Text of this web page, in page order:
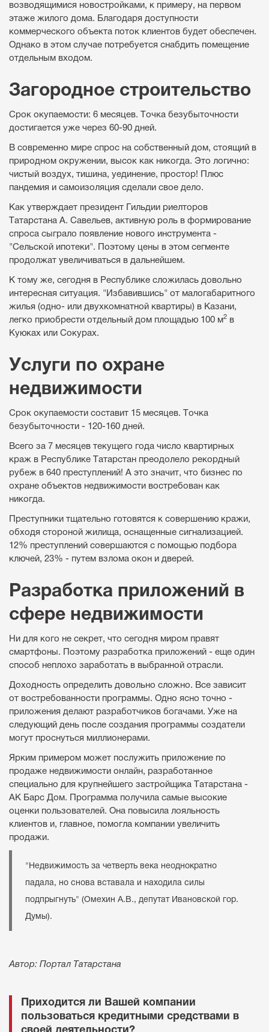
возводящимися новостройками, к примеру, на первом
этаже жилого дома. Благодаря доступности
коммерческого объекта поток клиентов будет обеспечен.
Однако в этом случае потребуется снабдить помещение
отдельным входом.
Загородное строительство
Срок окупаемости: 6 месяцев. Точка безубыточности
достигается уже через 60-90 дней.
В современно мире спрос на собственный дом, стоящий в
природном окружении, высок как никогда. Это логично:
чистый воздух, тишина, уединение, простор! Плюс
пандемия и самоизоляция сделали свое дело.
Как утверждает президент Гильдии риелторов
Татарстана А. Савельев, активную роль в формирование
спроса сыграло появление нового инструмента -
"Сельской ипотеки". Поэтому цены в этом сегменте
продолжат увеличиваться в дальнейшем.
К тому же, сегодня в Республике сложилась довольно
интересная ситуация. "Избавившись" от малогабаритного
жилья (одно- или двухкомнатной квартиры) в Казани,
легко приобрести отдельный дом площадью 100 м2 в
Куюках или Сокурах.
Услуги по охране
недвижимости
Срок окупаемости составит 15 месяцев. Точка
безубыточности - 120-160 дней.
Всего за 7 месяцев текущего года число квартирных
краж в Республике Татарстан преодолело рекордный
рубеж в 640 преступлений! А это значит, что бизнес по
охране объектов недвижимости востребован как
никогда.
Преступники тщательно готовятся к совершению кражи,
обходя стороной жилища, оснащенные сигнализацией.
12% преступлений совершаются с помощью подбора
ключей, 23% - путем взлома окон и дверей.
Разработка приложений в
сфере недвижимости
Ни для кого не секрет, что сегодня миром правят
смартфоны. Поэтому разработка приложений - еще один
способ неплохо заработать в выбранной отрасли.
Доходность определить довольно сложно. Все зависит
от востребованности программы. Одно ясно точно -
приложения делают разработчиков богачами. Уже на
следующий день после создания программы создатели
могут проснуться миллионерами.
Ярким примером может послужить приложение по
продаже недвижимости онлайн, разработанное
специально для крупнейшего застройщика Татарстана -
АК Барс Дом. Программа получила самые высокие
оценки пользователей. Она повысила лояльность
клиентов и, главное, помогла компании увеличить
продажи.
"Недвижимость за четверть века неоднократно
падала, но снова вставала и находила силы
подпрыгнуть" (Омехин А.В., депутат Ивановской гор.
Думы).
Автор: Портал Татарстана
Приходится ли Вашей компании
пользоваться кредитными средствами в
своей деятельности?